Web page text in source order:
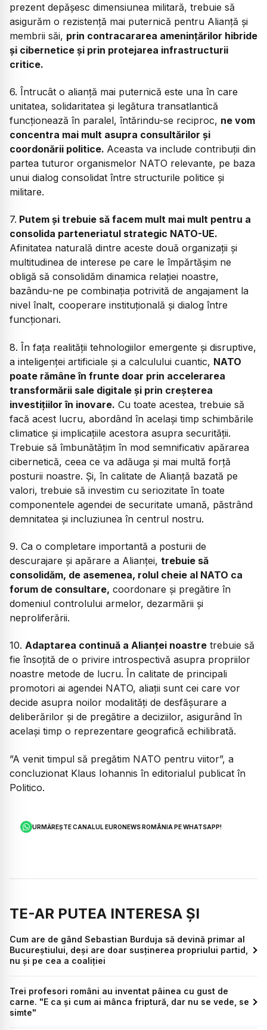
prezent depășesc dimensiunea militară, trebuie să
asigurăm o rezistență mai puternică pentru Alianță și
membrii săi, prin contracararea amenințărilor hibride
și cibernetice și prin protejarea infrastructurii
critice.
6. Întrucât o alianță mai puternică este una în care
unitatea, solidaritatea și legătura transatlantică
funcționează în paralel, întărindu-se reciproc, ne vom
concentra mai mult asupra consultărilor și
coordonării politice. Aceasta va include contribuții din
partea tuturor organismelor NATO relevante, pe baza
unui dialog consolidat între structurile politice și
militare.
7. Putem și trebuie să facem mult mai mult pentru a
consolida parteneriatul strategic NATO-UE.
Afinitatea naturală dintre aceste două organizații și
multitudinea de interese pe care le împărtășim ne
obligă să consolidăm dinamica relației noastre,
bazându-ne pe combinația potrivită de angajament la
nivel înalt, cooperare instituțională și dialog între
funcționari.
8. În fața realității tehnologiilor emergente și disruptive,
a inteligenței artificiale și a calculului cuantic, NATO
poate rămâne în frunte doar prin accelerarea
transformării sale digitale și prin creșterea
investițiilor în inovare. Cu toate acestea, trebuie să
facă acest lucru, abordând în același timp schimbările
climatice și implicațiile acestora asupra securității.
Trebuie să îmbunătățim în mod semnificativ apărarea
cibernetică, ceea ce va adăuga și mai multă forță
posturii noastre. Și, în calitate de Alianță bazată pe
valori, trebuie să investim cu seriozitate în toate
componentele agendei de securitate umană, păstrând
demnitatea și incluziunea în centrul nostru.
9. Ca o completare importantă a posturii de
descurajare și apărare a Alianței, trebuie să
consolidăm, de asemenea, rolul cheie al NATO ca
forum de consultare, coordonare și pregătire în
domeniul controlului armelor, dezarmării și
neproliferării.
10. Adaptarea continuă a Alianței noastre trebuie să
fie însoțită de o privire introspectivă asupra propriilor
noastre metode de lucru. În calitate de principali
promotori ai agendei NATO, aliații sunt cei care vor
decide asupra noilor modalități de desfășurare a
deliberărilor și de pregătire a deciziilor, asigurând în
același timp o reprezentare geografică echilibrată.
”A venit timpul să pregătim NATO pentru viitor”, a
concluzionat Klaus Iohannis în editorialul publicat în
Politico.
URMĂREȘTE CANALUL EURONEWS ROMÂNIA PE WHATSAPP!
TE-AR PUTEA INTERESA ȘI
Cum are de gând Sebastian Burduja să devină primar al
Bucureștiului, deși are doar susținerea propriului partid,
nu și pe cea a coaliției
Trei profesori români au inventat pâinea cu gust de
carne. "E ca și cum ai mânca friptură, dar nu se vede, se
simte"